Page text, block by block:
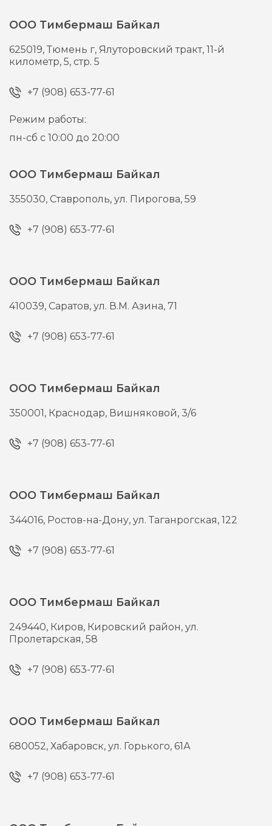
ООО Тимбермаш Байкал
625019,Тюмень г, Ялуторовский тракт, 11-й
километр, 5, стр. 5
+7 (908) 653-77-61
Режим работы:
пн-сб с 10:00 до 20:00
ООО Тимбермаш Байкал
355030, Ставрополь,ул. Пирогова, 59
+7 (908) 653-77-61
ООО Тимбермаш Байкал
410039, Саратов,ул. В.М. Азина, 71
+7 (908) 653-77-61
ООО Тимбермаш Байкал
350001, Краснодар, Вишняковой, 3/6
+7 (908) 653-77-61
ООО Тимбермаш Байкал
344016, Ростов-на-Дону,ул. Таганрогская, 122
+7 (908) 653-77-61
ООО Тимбермаш Байкал
249440, Киров, Кировский район, ул.
Пролетарская, 58
+7 (908) 653-77-61
ООО Тимбермаш Байкал
680052,Хабаровск,ул. Горького, 61А
+7 (908) 653-77-61